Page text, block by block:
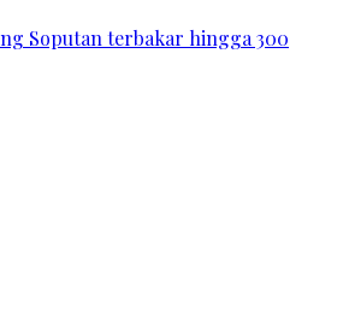
Soputan terbakar hingga 300